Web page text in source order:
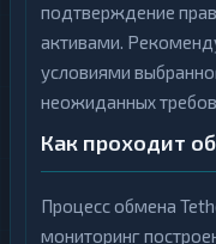
подтверждение
активами.
условиями
неожиданных
Как проходит
Процесс обмена
мониторинг